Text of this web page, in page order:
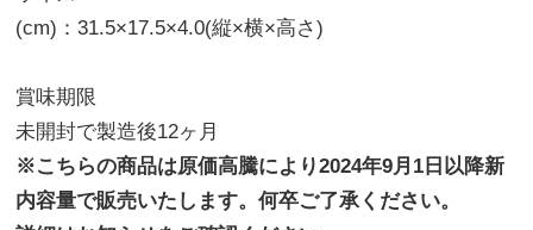
(cm)：31.5×17.5×4.0(縦×横×高さ)
賞味期限
未開封で製造後12ヶ月
※こちらの商品は原価高騰により2024年9月1日以降新
内容量で販売いたします。何卒ご了承ください。